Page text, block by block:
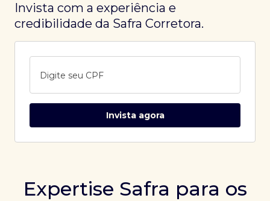
Invista com a experiência e
credibilidade da Safra Corretora.
Digite seu CPF
Invista agora
Expertise Safra para os